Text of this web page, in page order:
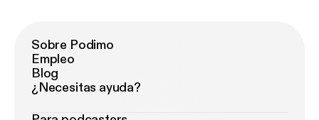
Sobre Podimo
Empleo
Blog
¿Necesitas ayuda?